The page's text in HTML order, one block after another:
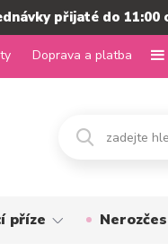
přijaté do 11:00
Doprava a platba
příze